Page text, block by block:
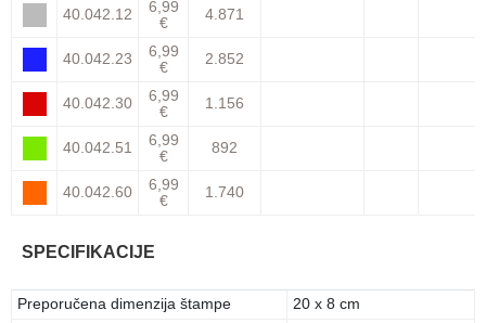
40.042.12
6,99
€
4.871
40.042.23
6,99
€
2.852
40.042.30
6,99
€
1.156
40.042.51
6,99
€
892
40.042.60
6,99
€
1.740
SPECIFIKACIJE
Preporučena dimenzija štampe
20 x 8 cm